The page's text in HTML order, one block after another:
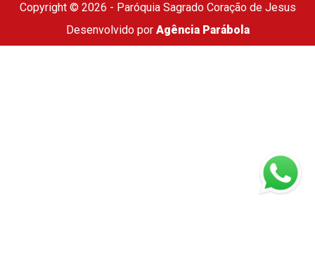
Copyright © 2026 - Paróquia Sagrado Coração de Jesus
Desenvolvido por Agência Parábola